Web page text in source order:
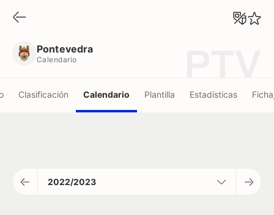
Pontevedra
Calendario
Clasificación Calendario Plantilla Estadísticas
2022/2023